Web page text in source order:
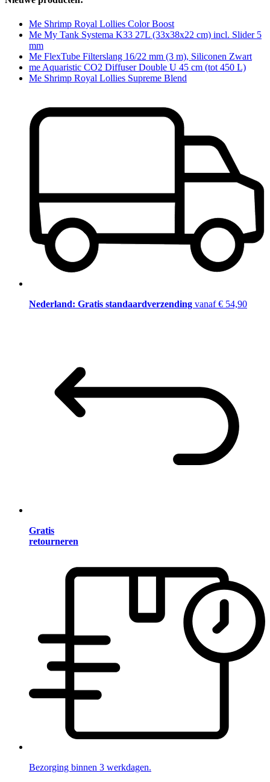
Me Shrimp Royal Lollies Color Boost
Me My Tank Systema K33 27L (33x38x22 cm) incl. Slider 5
mm
Me FlexTube Filterslang 16/22 mm (3 m), Siliconen Zwart
me Aquaristic CO2 Diffuser Double U 45 cm (tot 450 L)
Me Shrimp Royal Lollies Supreme Blend
Nederland: Gratis standaardverzending vanaf € 54,90
Gratis
retourneren
Bezorging binnen 3 werkdagen.